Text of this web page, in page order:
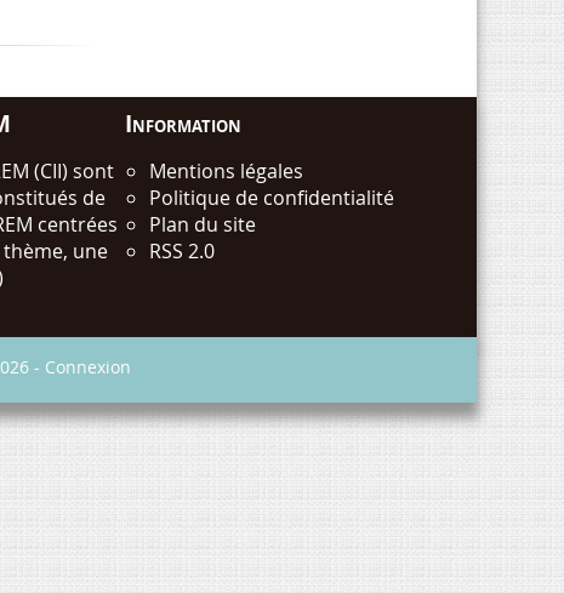
(CII) sont
de
centrées
thème, une
Information
Mentions légales
Politique de confidentialité
Plan du site
RSS 2.0
- Connexion